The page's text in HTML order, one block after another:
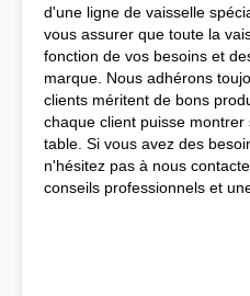
d'une ligne de vaisselle
vous assurer que toute la
fonction de vos besoins et
marque. Nous adhérons
clients méritent de bons
chaque client puisse
table. Si vous avez des
n'hésitez pas à nous
conseils professionnels et